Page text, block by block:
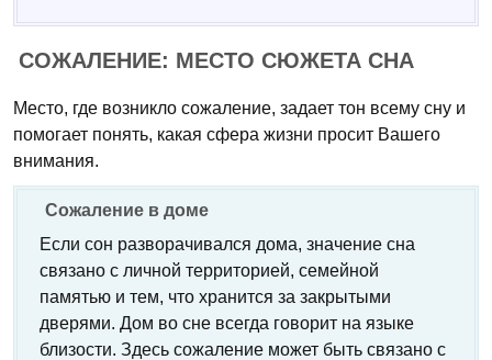
СОЖАЛЕНИЕ: МЕСТО СЮЖЕТА СНА
Место, где возникло сожаление, задает тон всему сну и
помогает понять, какая сфера жизни просит Вашего
внимания.
Сожаление в доме
Если сон разворачивался дома, значение сна
связано с личной территорией, семейной
памятью и тем, что хранится за закрытыми
дверями. Дом во сне всегда говорит на языке
близости. Здесь сожаление может быть связано с